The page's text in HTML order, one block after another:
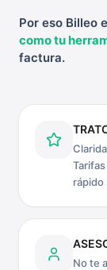
Por eso Billeo
como tu
factura.
rápido
No te